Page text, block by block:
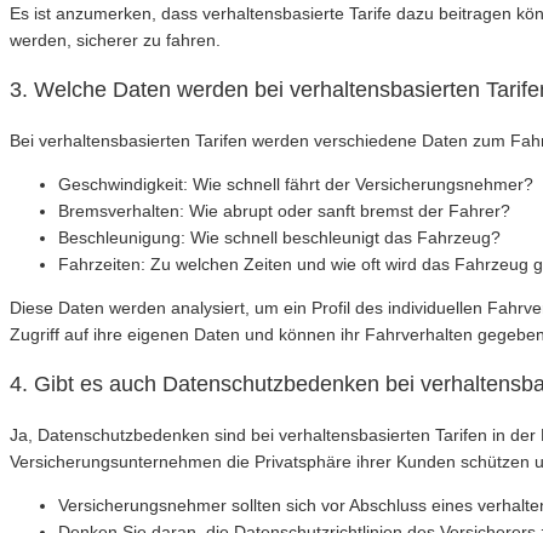
Es ist anzumerken, dass verhaltensbasierte Tarife dazu beitragen
werden, sicherer zu fahren.
3. Welche Daten werden bei verhaltensbasierten
Bei verhaltensbasierten Tarifen werden verschiedene Daten zum
Geschwindigkeit: Wie schnell fährt der Versicherungsnehmer?
Bremsverhalten: Wie abrupt oder sanft bremst der Fahrer?
Beschleunigung: Wie schnell beschleunigt das Fahrzeug?
Fahrzeiten: Zu welchen Zeiten und wie oft wird das Fahrzeug
Diese Daten werden analysiert, um ein Profil des individuellen
Zugriff auf ihre eigenen Daten und können ihr Fahrverhalten
4. Gibt es auch Datenschutzbedenken bei
Ja, Datenschutzbedenken sind bei verhaltensbasierten Tarifen in
Versicherungsunternehmen die Privatsphäre ihrer Kunden schützen
Versicherungsnehmer sollten sich vor Abschluss eines